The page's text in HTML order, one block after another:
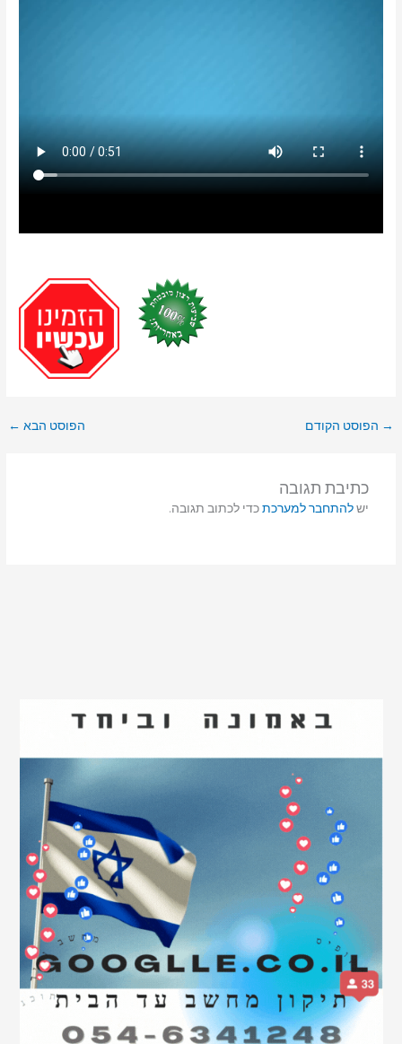
→ הפוסט הקודם הפוסט הבא ←
כתיבת תגובה
ישלהתחבר למערכתכדי לכתוב תגובה.